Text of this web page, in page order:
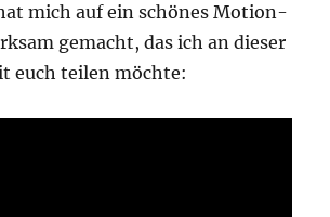
mich auf ein schönes Motion-
gemacht, das ich an dieser
euch teilen möchte: